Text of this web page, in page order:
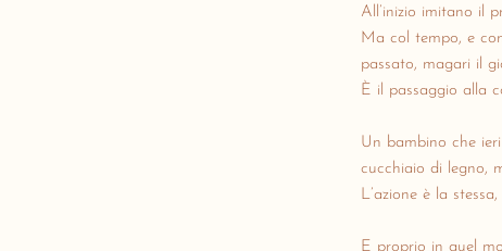
All’inizio imitano il
Ma col tempo, e
passato, magari il
È il passaggio alla
Un bambino che
cucchiaio di legno,
L’azione è la stessa,
E proprio in quel